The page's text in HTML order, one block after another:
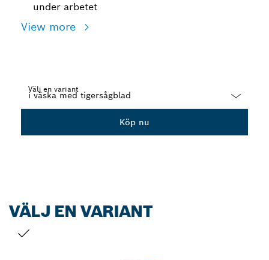
under arbetet
View more
Välj en variant
Köp nu
VÄLJ EN VARIANT